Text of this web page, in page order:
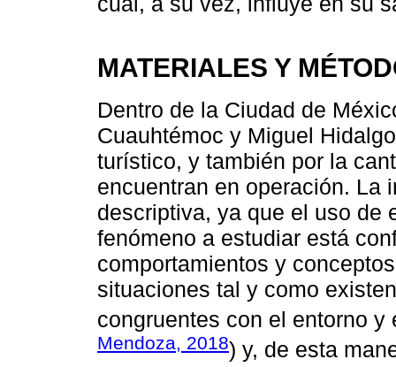
MATERIALES Y
Dentro de la Ciudad de
Cuauhtémoc y Miguel
turístico, y también por la
encuentran en operación. La
descriptiva, ya que el uso de
fenómeno a estudiar está
comportamientos y
situaciones tal y como
congruentes con el entorno y
Mendoza, 2018) y, de esta